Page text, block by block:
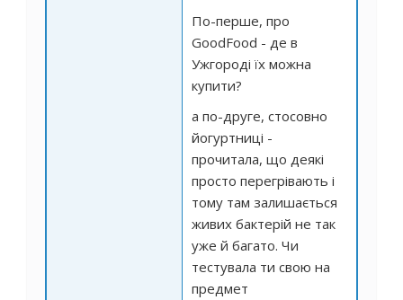
По-перше, про
GoodFood - де в
Ужгороді їх можна
купити?
а по-друге, стосовно
йогуртниці -
прочитала, що деякі
просто перегрівають і
тому там залишається
живих бактерій не так
уже й багато. Чи
тестувала ти свою на
предмет